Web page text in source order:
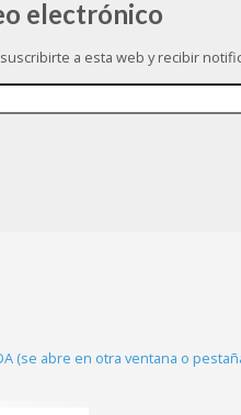
electrónico
a esta web y recibir
(se abre en otra ventana o